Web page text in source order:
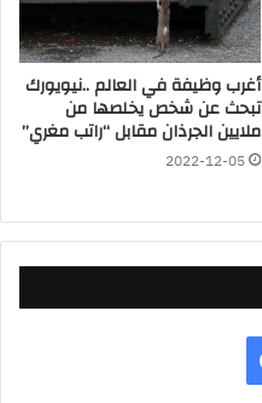
أغرب وظيفة في العالم ..نيويورك
تبحث عن شخص يخلصها من
ملايين الجرذان مقابل “راتب مغري”
2022-12-05
فيسبوك